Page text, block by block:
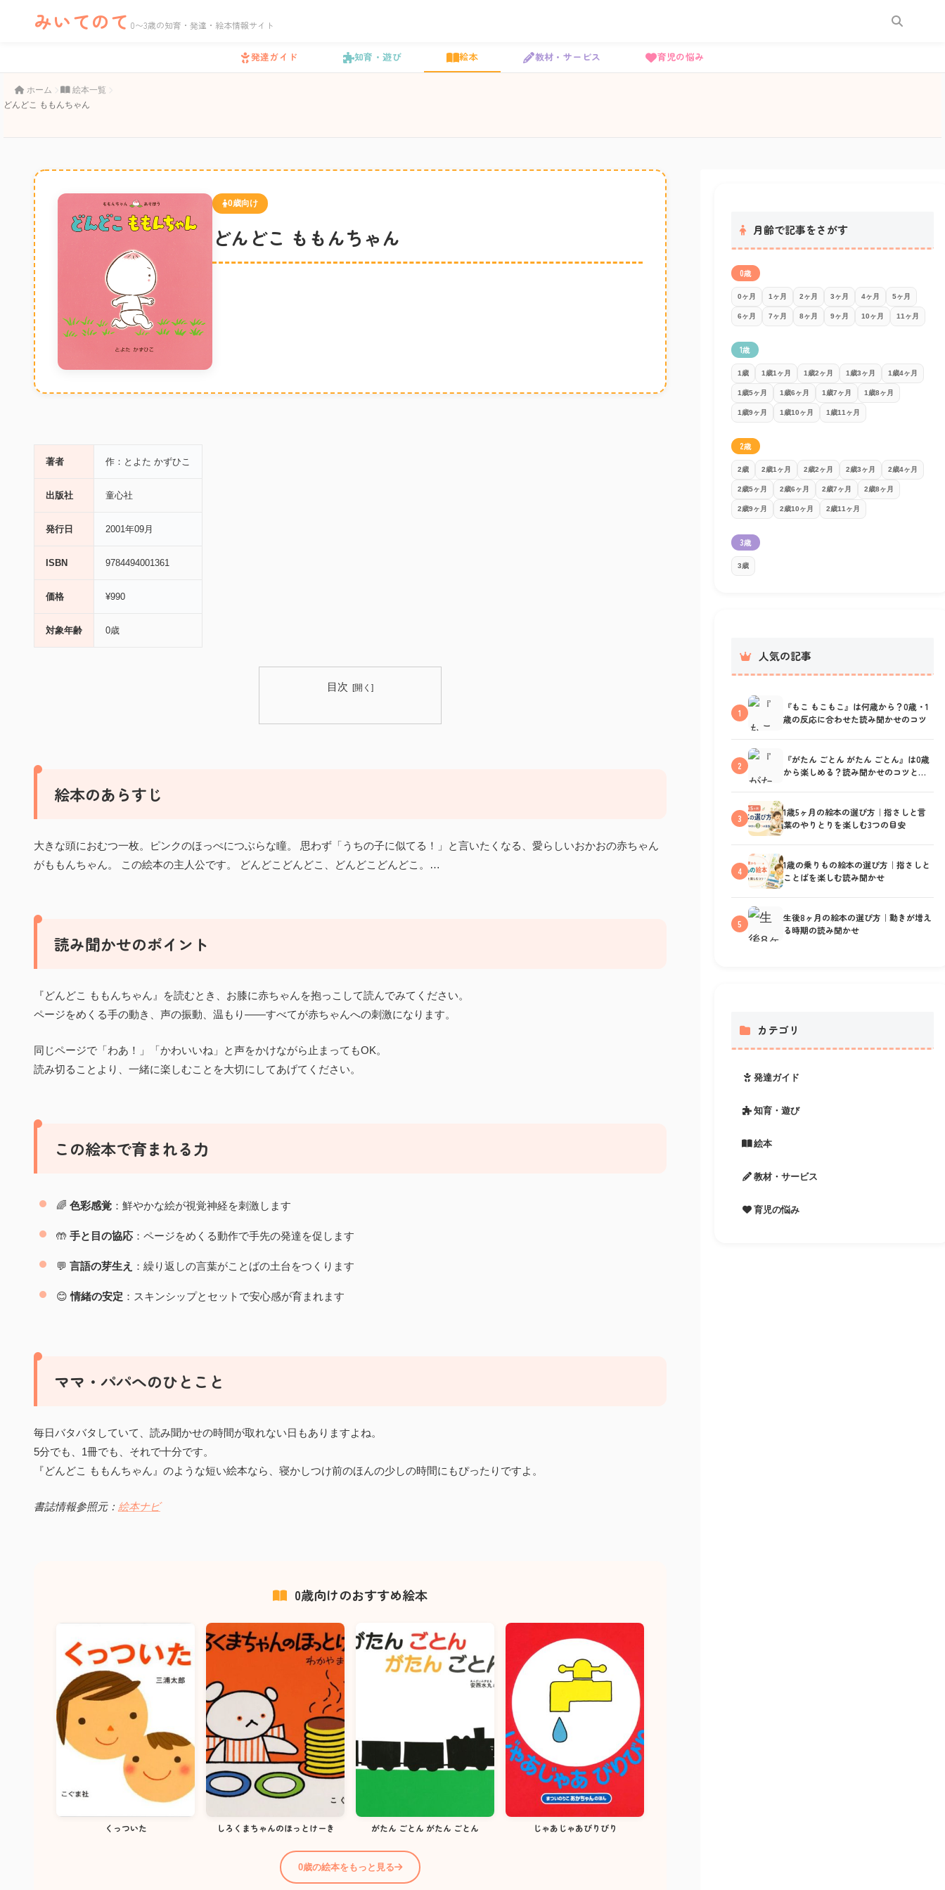
みいてのて 0〜3歳の知育・発達・絵本情報サイト
発達ガイド 知育・遊び 絵本 教材・サービス 育児の悩み
ホーム
絵本一覧
どんどこ ももんちゃん
0歳向け
どんどこ ももんちゃん
著者 作：とよた かずひこ
出版社 童心社
発行日 2001年09月
ISBN 9784494001361
価格 ¥990
対象年齢 0歳
目次
絵本のあらすじ
大きな頭におむつ一枚。ピンクのほっぺにつぶらな瞳。 思わず「うちの子に似てる！」と言いたくなる、愛らしいおかおの赤ちゃん
がももんちゃん。 この絵本の主人公です。 どんどこどんどこ、どんどこどんどこ。…
読み聞かせのポイント
『どんどこ ももんちゃん』を読むとき、お膝に赤ちゃんを抱っこして読んでみてください。
ページをめくる手の動き、声の振動、温もり——すべてが赤ちゃんへの刺激になります。
同じページで「わあ！」「かわいいね」と声をかけながら止まってもOK。
読み切ることより、一緒に楽しむことを大切にしてあげてください。
この絵本で育まれる力
🌈 色彩感覚 ：鮮やかな絵が視覚神経を刺激します
🤲 手と目の協応 ：ページをめくる動作で手先の発達を促します
💬 言語の芽生え ：繰り返しの言葉がことばの土台をつくります
😊情緒の安定 ：スキンシップとセットで安心感が育まれます
ママ・パパへのひとこと
毎日バタバタしていて、読み聞かせの時間が取れない日もありますよね。
5分でも、1冊でも、それで十分です。
『どんどこ ももんちゃん』のような短い絵本なら、寝かしつけ前のほんの少しの時間にもぴったりですよ。
書誌情報参照元： 絵本ナビ
0歳向けのおすすめ絵本
くっついた しろくまちゃんのほっとけーき がたん ごとん がたん ごとん じゃあじゃあびりびり
0歳の絵本をもっと見る
月齢で記事をさがす
0歳
0ヶ月 1ヶ月 2ヶ月 3ヶ月 4ヶ月 5ヶ月
6ヶ月 7ヶ月 8ヶ月 9ヶ月 10ヶ月 11ヶ月
1歳
1歳 1歳1ヶ月 1歳2ヶ月 1歳3ヶ月 1歳4ヶ月
1歳5ヶ月 1歳6ヶ月 1歳7ヶ月 1歳8ヶ月
1歳9ヶ月 1歳10ヶ月 1歳11ヶ月
2歳
2歳 2歳1ヶ月 2歳2ヶ月 2歳3ヶ月 2歳4ヶ月
2歳5ヶ月 2歳6ヶ月 2歳7ヶ月 2歳8ヶ月
2歳9ヶ月 2歳10ヶ月 2歳11ヶ月
3歳
3歳
人気の記事
1
『もこ もこもこ』は何歳から？0歳・1
歳の反応に合わせた読み聞かせのコツ
2
『がたん ごとん がたん ごとん』は0歳
から楽しめる？読み聞かせのコツと反
3
1歳5ヶ月の絵本の選び方｜指さしと言
葉のやりとりを楽しむ3つの目安
4
1歳の乗りもの絵本の選び方｜指さしと
ことばを楽しむ読み聞かせ
5
生後8ヶ月の絵本の選び方｜動きが増え
る時期の読み聞かせ
カテゴリ
発達ガイド
知育・遊び
絵本
教材・サービス
育児の悩み